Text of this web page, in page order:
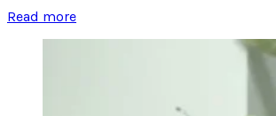
Read more